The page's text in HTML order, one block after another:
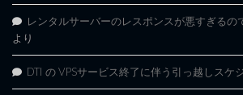
レンタルサーバーのレスポンスが悪すぎるの
より
DTI の VPSサービス終了に伴う引っ越しスケ